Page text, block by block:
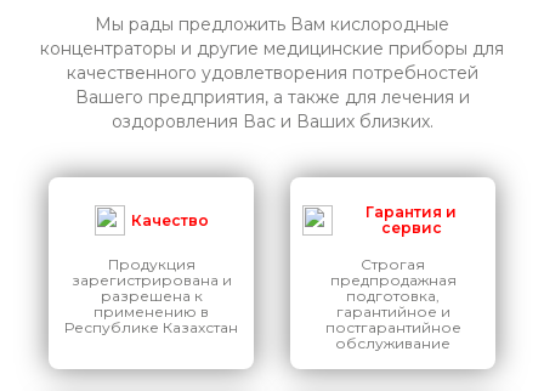
Мы рады предложить Вам кислородные
концентраторы и другие медицинские приборы для
качественного удовлетворения потребностей
Вашего предприятия, а также для лечения и
оздоровления Вас и Ваших близких.
Качество
Продукция
зарегистрирована и
разрешена к
применению в
Республике Казахстан
Гарантия и
сервис
Строгая
предпродажная
подготовка,
гарантийное и
постгарантийное
обслуживание